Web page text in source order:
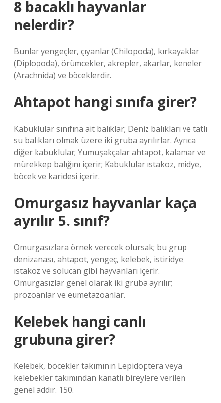
8 bacaklı hayvanlar
nelerdir?
Bunlar yengeçler, çıyanlar (Chilopoda), kırkayaklar
(Diplopoda), örümcekler, akrepler, akarlar, keneler
(Arachnida) ve böceklerdir.
Ahtapot hangi sınıfa girer?
Kabuklular sınıfına ait balıklar; Deniz balıkları ve tatlı
su balıkları olmak üzere iki gruba ayrılırlar. Ayrıca
diğer kabuklular; Yumuşakçalar ahtapot, kalamar ve
mürekkep balığını içerir; Kabuklular ıstakoz, midye,
böcek ve karidesi içerir.
Omurgasız hayvanlar kaça
ayrılır 5. sınıf?
Omurgasızlara örnek verecek olursak; bu grup
denizanası, ahtapot, yengeç, kelebek, istiridye,
ıstakoz ve solucan gibi hayvanları içerir.
Omurgasızlar genel olarak iki gruba ayrılır;
prozoanlar ve eumetazoanlar.
Kelebek hangi canlı
grubuna girer?
Kelebek, böcekler takımının Lepidoptera veya
kelebekler takımından kanatlı bireylere verilen
genel addır. 150.